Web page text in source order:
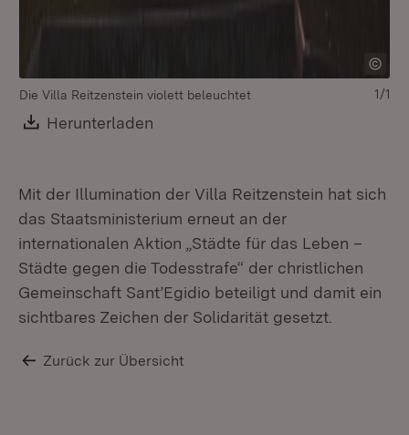
Die Villa Reitzenstein violett beleuchtet
Download:
Herunterladen
1/1
Mit der Illumination der Villa Reitzenstein hat sich
das Staatsministerium erneut an der
internationalen Aktion „Städte für das Leben –
Städte gegen die Todesstrafe“ der christlichen
Gemeinschaft Sant’Egidio beteiligt und damit ein
sichtbares Zeichen der Solidarität gesetzt.
Zurück zur Übersicht